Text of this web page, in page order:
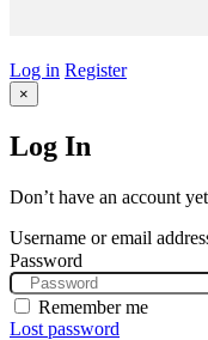
Log in Register
×
Log In
Don’t have an account
Username or email
Password
Remember me
Lost password